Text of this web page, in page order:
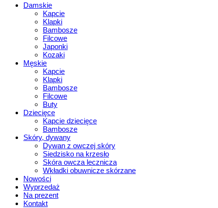
Damskie
Kapcie
Klapki
Bambosze
Filcowe
Japonki
Kozaki
Męskie
Kapcie
Klapki
Bambosze
Filcowe
Buty
Dziecięce
Kapcie dziecięce
Bambosze
Skóry, dywany
Dywan z owczej skóry
Siedzisko na krzesło
Skóra owcza lecznicza
Wkładki obuwnicze skórzane
Nowości
Wyprzedaż
Na prezent
Kontakt